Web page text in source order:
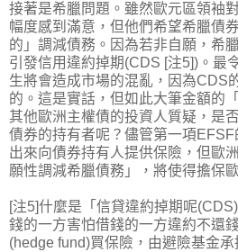
接著是希臘問題。雖然歐元區領袖
幅度感到滿意，但他們希望希臘債
的」調減債務。因為若非自願，希
引發信用違約掉期(CDS [注5])。最
生將會造成市場的混亂，因為CDS
的。這是實話，但如此大筆金額的
其他歐洲主權債的投資人質疑，是
債券的持有者呢？儘管第一項
出來向債券持有人提供保險，但歐
願性調減希臘債務」，將使得擔保
[注5]什麼是「信貸違約掉期呢
錢的一方害怕借錢的一方違約不還
(hedge fund)買保險，由避險基金